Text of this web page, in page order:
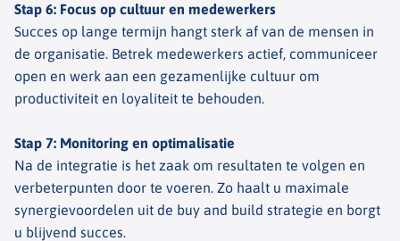
Stap 6: Focus op cultuur en medewerkers
Succes op lange termijn hangt sterk af van de mensen in
de organisatie. Betrek medewerkers actief, communiceer
open en werk aan een gezamenlijke cultuur om
productiviteit en loyaliteit te behouden.
Stap 7: Monitoring en optimalisatie
Na de integratie is het zaak om resultaten te volgen en
verbeterpunten door te voeren. Zo haalt u maximale
synergievoordelen uit de buy and build strategie en borgt
u blijvend succes.